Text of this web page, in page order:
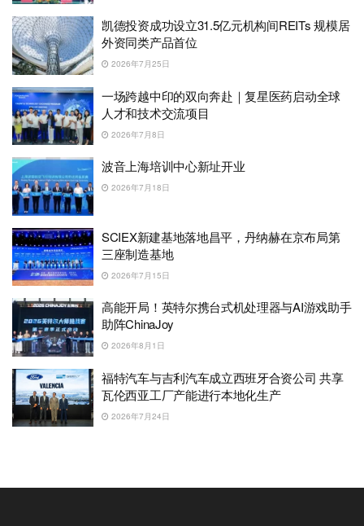
凯德投资成功设立31.5亿元机构间REITs 规模居
外资同类产品首位
2026年7月25日
一场跨越中印的双向奔赴｜复星医药启动全球
人才和技术交流项目
2026年7月8日
波音上海培训中心新址开业
2026年7月18日
SCIEX新建基地落地昌平，丹纳赫在京布局第
三座制造基地
2026年7月15日
高能开局！英特尔携台式机处理器与AI游戏助手
助阵ChinaJoy
2026年8月1日
福特汽车与吉利汽车成立西班牙合资公司 共享
瓦伦西亚工厂产能进行本地化生产
2026年7月24日